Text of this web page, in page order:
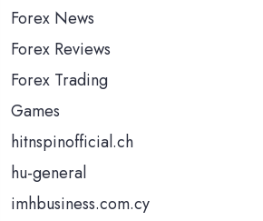
Forex News
Forex Reviews
Forex Trading
Games
hitnspinofficial.ch
hu-general
imhbusiness.com.cy